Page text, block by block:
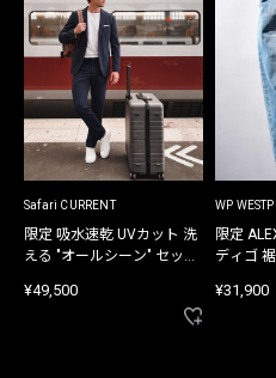
Safari CURRENT
限定 吸水速乾 UVカット 洗
える "オールシーン" セット
¥49,500
WP
限定
ディゴ
¥31,900